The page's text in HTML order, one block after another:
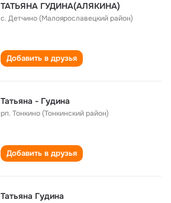
ТАТЬЯНА ГУДИНА(АЛЯКИНА)
с. Детчино (Малоярославецкий район)
Добавить в друзья
Татьяна - Гудина
рп. Тонкино (Тонкинский район)
Добавить в друзья
Татьяна Гудина